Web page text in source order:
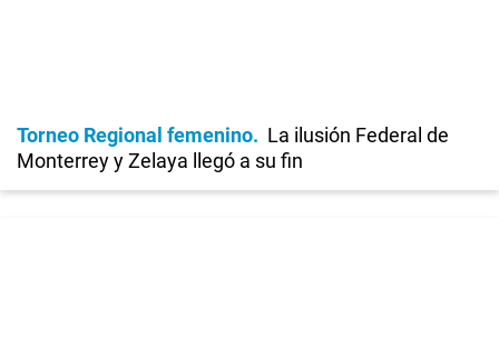
Torneo Regional femenino
La ilusión Federal de
Monterrey y Zelaya llegó a su fin